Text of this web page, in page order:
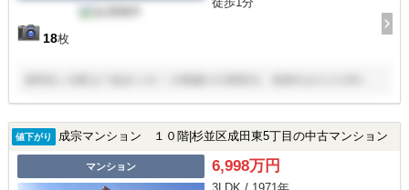
18枚
値下がり 成宗マンション １０階|杉並区成田東5丁目の中古マンション
マンション 6,998万円